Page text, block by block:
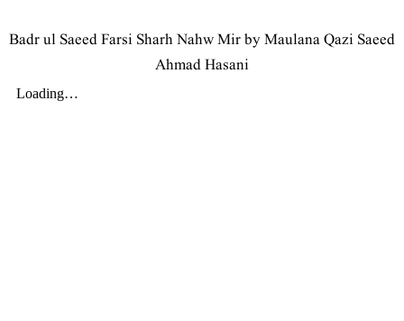
Badr ul Saeed Farsi Sharh Nahw Mir by Maulana Qazi Saeed
Ahmad Hasani